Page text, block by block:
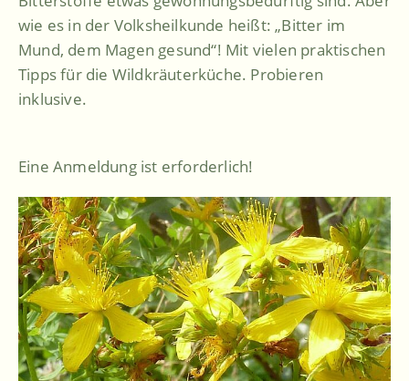
wie es in der Volksheilkunde heißt: „Bitter im
Mund, dem Magen gesund“! Mit vielen praktischen
Tipps für die Wildkräuterküche. Probieren
inklusive.
Eine Anmeldung ist erforderlich!